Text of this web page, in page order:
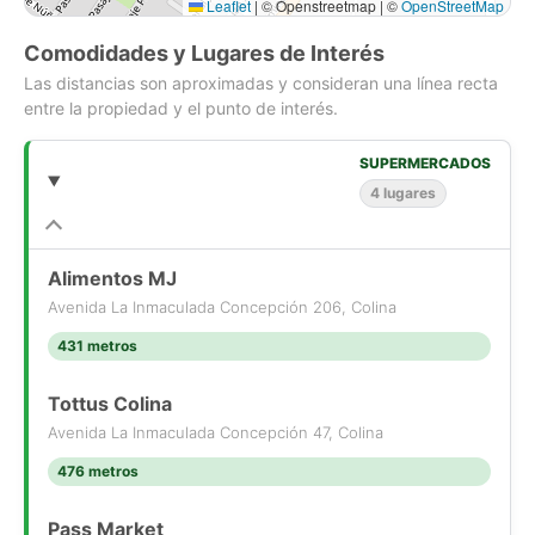
Altura a hombro: 7,8 m
Piso radier afinado de alta resistencia
Oficinas habilitadas
Comedor independiente
Baños y camarines con duchas para hombres, mujeres y
Instalación eléctrica trifásica independiente (40 amp.) por
módulo, con posibilidad de aumentarlas según se necesite.
Luminarias independientes por bodega
Patio de maniobras con acceso para camiones
Posibilidad de estacionamientos para trabajadores
municipal, listas para comenzar operaciones.
Leaflet | © Openstreetmap | ©OpenStreetMap
Comodidades y Lugares de Interés
Las distancias son aproximadas y consideran una línea recta
entre la propiedad y el punto de interés.
SUPERMERCADOS
4 lugares
Alimentos MJ
Avenida La Inmaculada Concepción 206, Colina
431 metros
Tottus Colina
Avenida La Inmaculada Concepción 47, Colina
476 metros
Pass Market